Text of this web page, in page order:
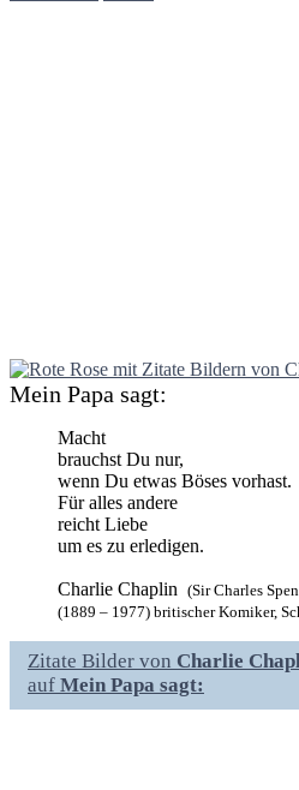
Mein Papa sagt:
Macht
brauchst Du nur,
wenn Du etwas Böses vorhast.
Für alles andere
reicht Liebe
um es zu erledigen.
Charlie Chaplin (Sir Charles
(1889 – 1977) britischer Komiker,
Zitate Bilder von Charlie
auf Mein Papa sagt: